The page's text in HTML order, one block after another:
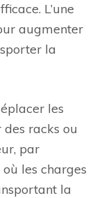
L’une
augmenter
la
les
racks ou
par
les charges
la